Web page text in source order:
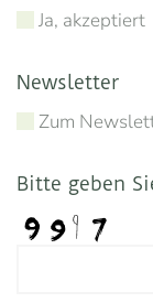
Ja, akzeptiert
Newsletter
Zum
Bitte geben